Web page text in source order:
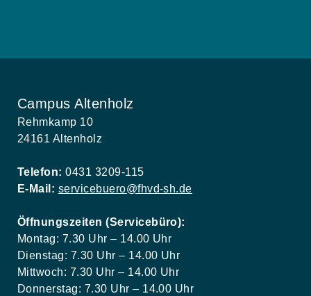
Campus Altenholz
Rehmkamp 10
24161 Altenholz
Telefon: 0431 3209-115
E-Mail: servicebuero@fhvd-sh.de
Öffnungszeiten (Servicebüro):
Montag: 7.30 Uhr – 14.00 Uhr
Dienstag: 7.30 Uhr – 14.00 Uhr
Mittwoch: 7.30 Uhr – 14.00 Uhr
Donnerstag: 7.30 Uhr – 14.00 Uhr